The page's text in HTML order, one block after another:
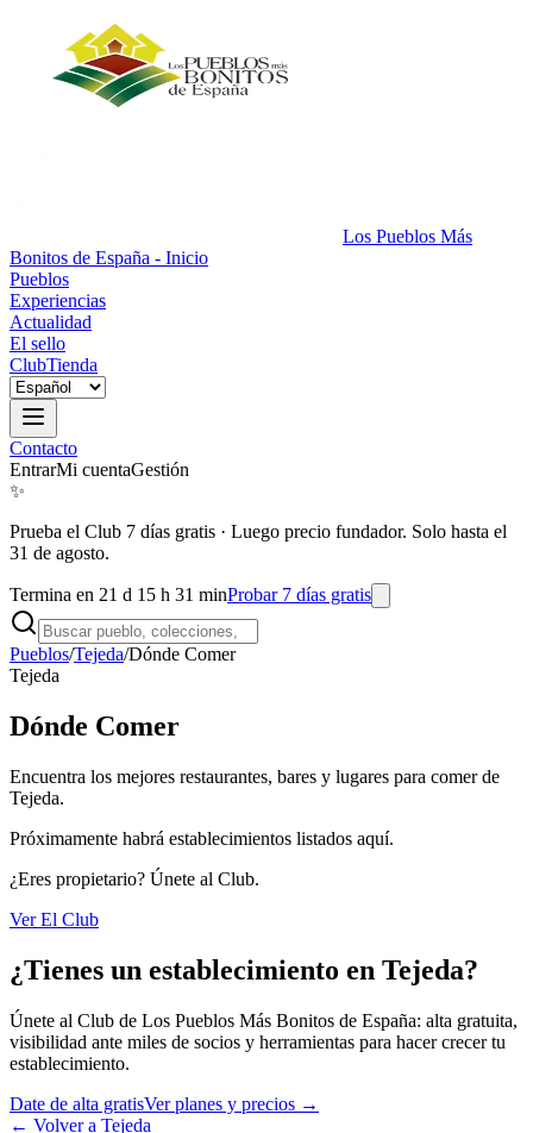
Los Pueblos Más
Bonitos de España - Inicio
Pueblos
Experiencias
Actualidad
El sello
ClubTienda
Contacto
EntrarMi cuentaGestión
✨
Prueba el Club 7 días gratis · Luego precio fundador. Solo hasta el
31 de agosto.
Termina en 21 d 15 h 31 minProbar 7 días gratis
Pueblos/Tejeda/Dónde Comer
Tejeda
Dónde Comer
Encuentra los mejores restaurantes, bares y lugares para comer de
Tejeda.
Próximamente habrá establecimientos listados aquí.
¿Eres propietario? Únete al Club.
Ver El Club
¿Tienes un establecimiento en Tejeda?
Únete al Club de Los Pueblos Más Bonitos de España: alta gratuita,
visibilidad ante miles de socios y herramientas para hacer crecer tu
establecimiento.
Date de alta gratisVer planes y precios →
← Volver a Tejeda